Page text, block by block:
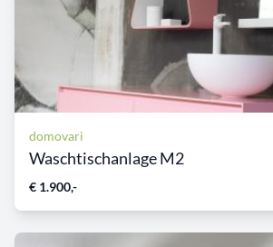
domovari
Waschtischanlage M2
€ 1.900,-